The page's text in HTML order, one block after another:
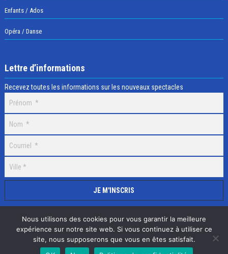
Enfants / Ados
Opéra / Danse
Lettre d’informations
Recevez toutes les informations sur les nouveaux spectacles
Selectick © 2020 Tous droits réservés, RéalisationAdamaco
Nous utilisons des cookies pour vous garantir la meilleure
expérience sur notre site web. Si vous continuez à utiliser ce
site, nous supposerons que vous en êtes satisfait.